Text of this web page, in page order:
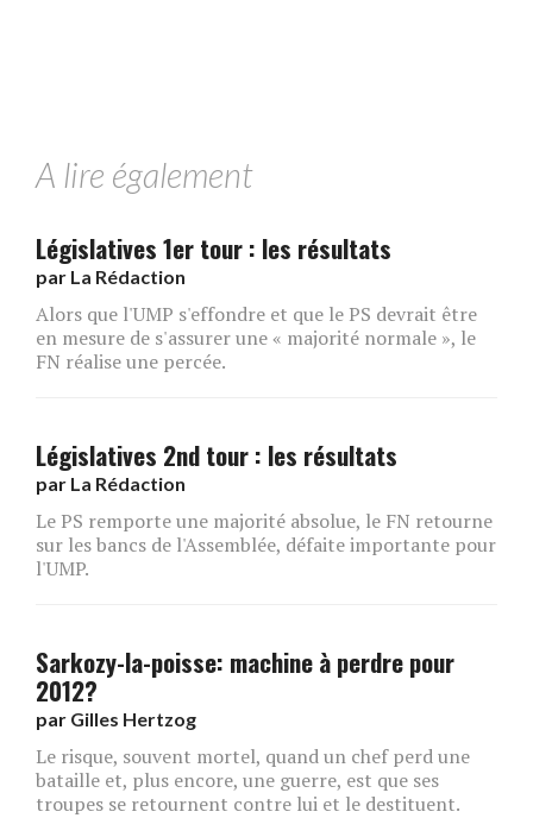
A lire également
Législatives 1er tour : les résultats
par La Rédaction
Alors que l'UMP s'effondre et que le PS devrait être
en mesure de s'assurer une « majorité normale », le
FN réalise une percée.
Législatives 2nd tour : les résultats
par La Rédaction
Le PS remporte une majorité absolue, le FN retourne
sur les bancs de l'Assemblée, défaite importante pour
l'UMP.
Sarkozy-la-poisse: machine à perdre pour
2012?
par Gilles Hertzog
Le risque, souvent mortel, quand un chef perd une
bataille et, plus encore, une guerre, est que ses
troupes se retournent contre lui et le destituent.